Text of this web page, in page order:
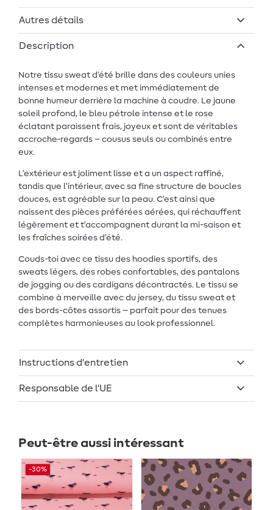
Autres détails
Description
Notre tissu sweat d’été brille dans des couleurs unies
intenses et modernes et met immédiatement de
bonne humeur derrière la machine à coudre. Le jaune
soleil profond, le bleu pétrole intense et le rose
éclatant paraissent frais, joyeux et sont de véritables
accroche‑regards – cousus seuls ou combinés entre
eux.
L’extérieur est joliment lisse et a un aspect raffiné,
tandis que l’intérieur, avec sa fine structure de boucles
douces, est agréable sur la peau. C’est ainsi que
naissent des pièces préférées aérées, qui réchauffent
légèrement et t’accompagnent durant la mi-saison et
les fraîches soirées d’été.
Couds-toi avec ce tissu des hoodies sportifs, des
sweats légers, des robes confortables, des pantalons
de jogging ou des cardigans décontractés. Le tissu se
combine à merveille avec du jersey, du tissu sweat et
des bords-côtes assortis – parfait pour des tenues
complètes harmonieuses au look professionnel.
Instructions d'entretien
Responsable de l'UE
Peut-être aussi intéressant
-30%